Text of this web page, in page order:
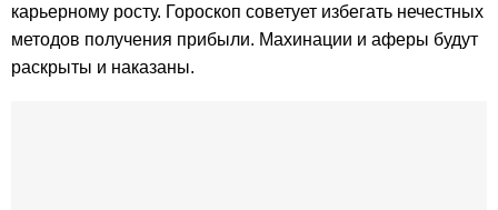
карьерному росту. Гороскоп советует избегать нечестных
методов получения прибыли. Махинации и аферы будут
раскрыты и наказаны.